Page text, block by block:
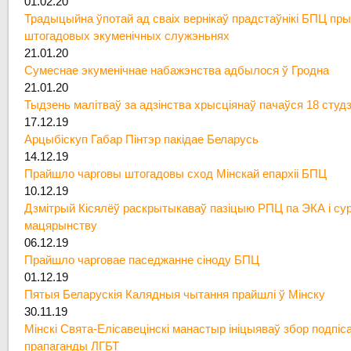
Традыцыйна ўпотай ад сваіх вернікаў прадстаўнікі БПЦ
штогадовых экуменічных служэньнях
21.01.20
Сумеснае экуменічнае набажэнства адбылося ў Гродна
21.01.20
Тыдзень малітваў за адзінства хрысціянаў пачаўся 18
17.12.19
Арцыбіскуп Габар Пінтэр пакідае Беларусь
14.12.19
Прайшло чарговы штогадовы сход Мінскай епархіі БПЦ
10.12.19
Дзмітрый Кісялёў раскрытыкаваў пазіцыю РПЦ па ЭКА і
мацярынству
06.12.19
Прайшло чарговае паседжанне сіноду БПЦ
01.12.19
Пятыя Беларускія Калядныя чытання прайшлі ў Мінску
30.11.19
Мінскі Свята-Елісавецінскі манастыр ініцыяваў збор
прапаганды ЛГБТ